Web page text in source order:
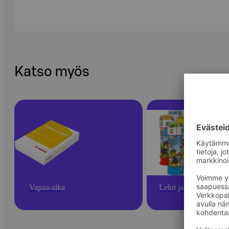
Katso myös
Vapaa-aika Lelut ja pelit